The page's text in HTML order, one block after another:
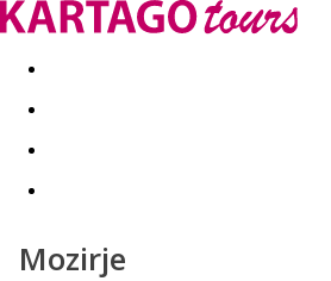
Last minute Dovolenkové kluby
Mozirje